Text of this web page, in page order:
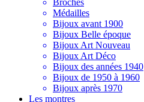
Broches
Médailles
Bijoux avant 1900
Bijoux Belle époque
Bijoux Art Nouveau
Bijoux Art Déco
Bijoux des années 1940
Bijoux de 1950 à 1960
Bijoux après 1970
Les montres